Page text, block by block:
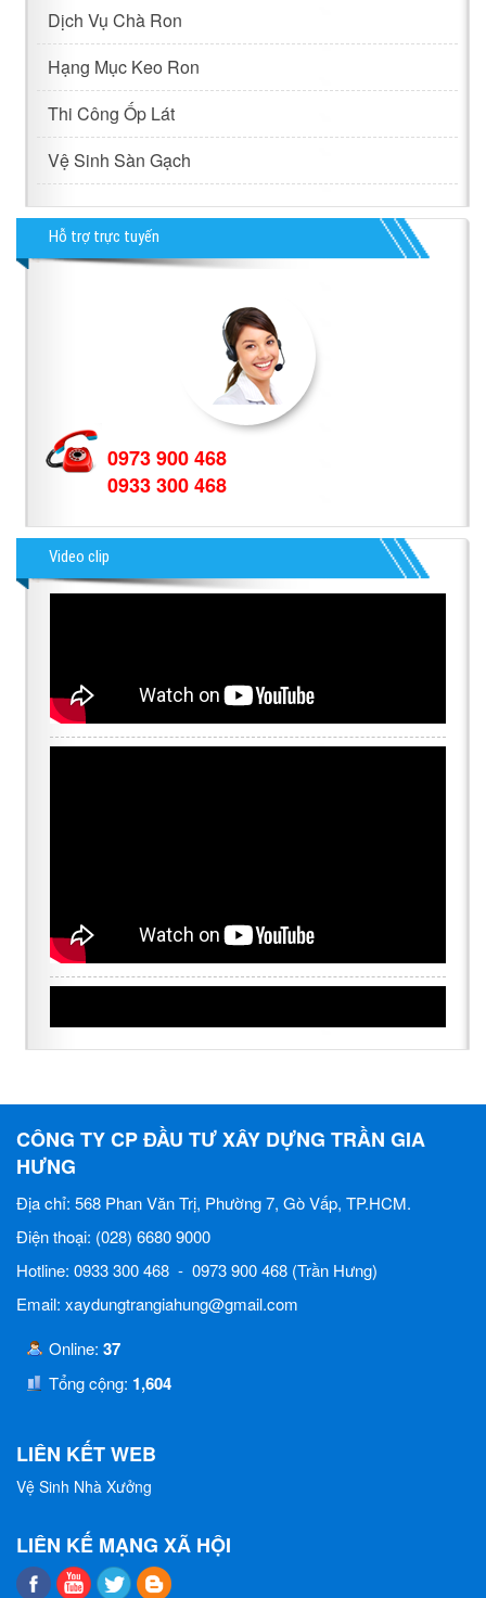
Dịch Vụ Chà Ron
Hạng Mục Keo Ron
Thi Công Ốp Lát
Vệ Sinh Sàn Gạch
Hỗ trợ trực tuyến
0973 900 468
0933 300 468
Video clip
CÔNG TY CP ĐẦU TƯ XÂY DỰNG TRẦN GIA
HƯNG
Địa chỉ: 568 Phan Văn Trị, Phường 7, Gò Vấp, TP.HCM.
Điện thoại: (028) 6680 9000
Hotline: 0933 300 468 - 0973 900 468 (Trần Hưng)
Email: xaydungtrangiahung@gmail.com
Online: 37
Tổng cộng: 1,604
LIÊN KẾT WEB
Vệ Sinh Nhà Xưởng
LIÊN KẾ MẠNG XÃ HỘI